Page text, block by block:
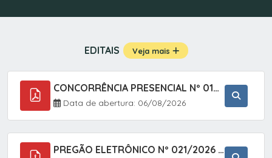
EDITAIS Veja mais
CONCORRÊNCIA PRESENCIAL Nº 019/2025 - PAVIMENTAÇÃO ASFÁLTICA EM TRECHO DA RUA 2 NO BAIRRO VILA SOARES NO MUNICÍPIO DE SETE BARRAS/SP.
Data de abertura: 06/08/2026
PREGÃO ELETRÔNICO Nº 021/2026 - AQUISIÇÃO DE CONTENTORES E CARRINHOS, DESTINADOS A COLETIVA E MANEJO DE RESÍDUOS SÓLIDOS, ATRAVÉS DO SISTEMA DE REGISTRO DE PREÇOS (SRP)